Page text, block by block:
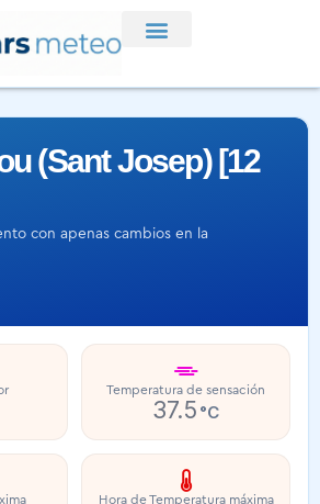
(Sant Josep) [12
con apenas cambios en la
Temperatura de sensación
37.5 °C
Hora de Temperatura máxima